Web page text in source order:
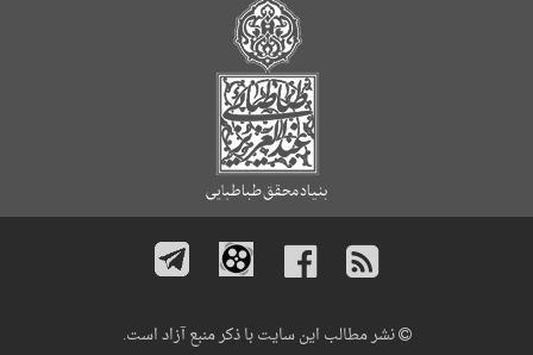
نشر مطالب این سایت با ذکر منبع آزاد است.